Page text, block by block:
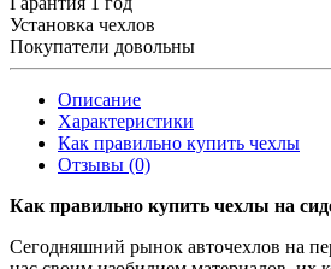
Установка чехлов
Покупатели довольны
Описание
Характеристики
Как правильно купить чехлы
Отзывы (0)
Как правильно купить чехлы на
Сегодняшний рынок авточехлов на